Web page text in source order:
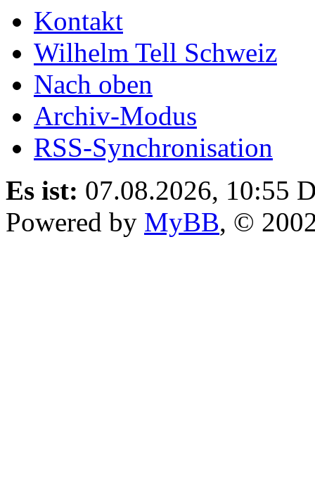
Kontakt
Wilhelm Tell Schweiz
Nach oben
Archiv-Modus
RSS-Synchronisation
Es ist: 07.08.2026, 10:55
Powered by MyBB, ©